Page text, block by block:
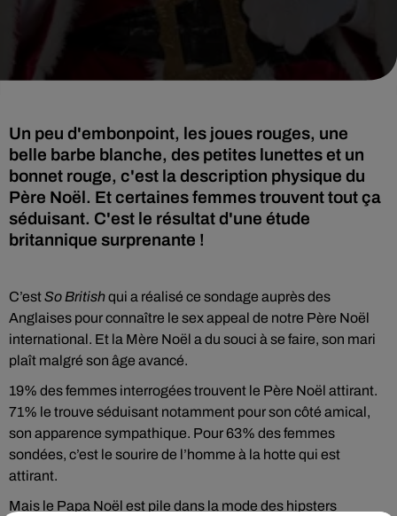
Un peu d'embonpoint, les joues rouges, une
belle barbe blanche, des petites lunettes et un
bonnet rouge, c'est la description physique du
Père Noël. Et certaines femmes trouvent tout ça
séduisant. C'est le résultat d'une étude
britannique surprenante !
C’estSo Britishqui a réalisé ce sondage auprès des
Anglaises pour connaître le sex appeal de notre Père Noël
international. Et la Mère Noël a du souci à se faire, son mari
plaît malgré son âge avancé.
19% des femmes interrogées trouvent le Père Noël attirant.
71% le trouve séduisant notamment pour son côté amical,
son apparence sympathique. Pour 63% des femmes
sondées, c’est le sourire de l’homme à la hotte qui est
attirant.
Mais le Papa Noël est pile dans la mode des hipsters